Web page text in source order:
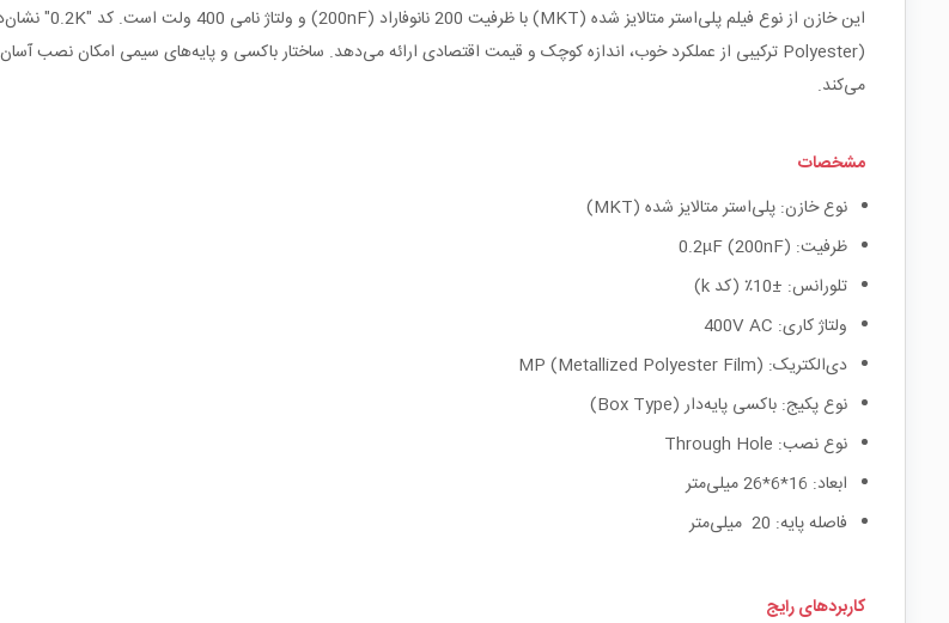
می‌کند.
مشخصات
نوع خازن: پلی‌استر متالایز شده (MKT)
ظرفیت: 0.2µF (200nF)
تلورانس: ±10٪ (کد k)
ولتاژ کاری: 400V AC
دی‌الکتریک: MP (Metallized Polyester Film)
نوع پکیج: باکسی پایه‌دار (Box Type)
نوع نصب: Through Hole
ابعاد: 16*6*26 میلی‌متر
فاصله پایه: 20 میلی‌متر
کاربردهای رایج